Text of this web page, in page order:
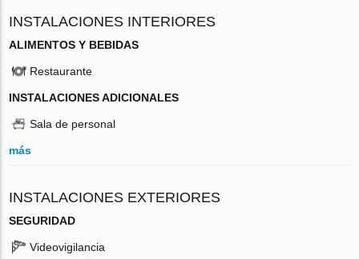
INSTALACIONES INTERIORES
ALIMENTOS Y BEBIDAS
Restaurante
INSTALACIONES ADICIONALES
Sala de personal
más
INSTALACIONES EXTERIORES
SEGURIDAD
Videovigilancia